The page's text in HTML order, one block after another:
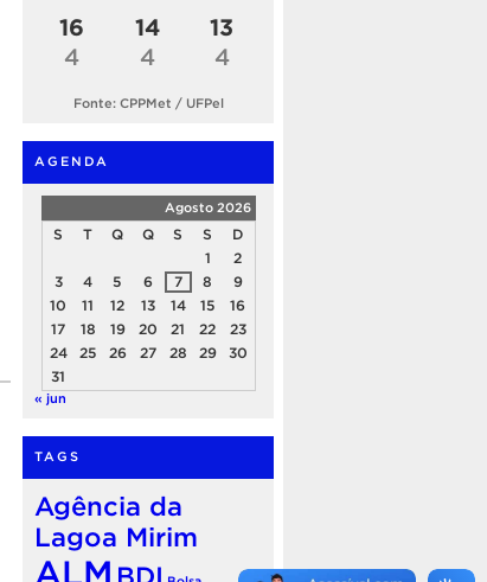
16
4
14
4
13
4
Fonte: CPPMet / UFPel
AGENDA
Agosto 2026
S T Q Q S S
D
1
2
3
4 5 6 7 8
9
10
11 12 13 14 15
16
17
18 19 20 21 22
23
24
25 26 27 28 29
30
31
« jun
TAGS
Agência da
Lagoa Mirim
ALM BDI